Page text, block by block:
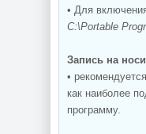
• Для
C:\Portable
Запись на
•
как наиболее
программу.